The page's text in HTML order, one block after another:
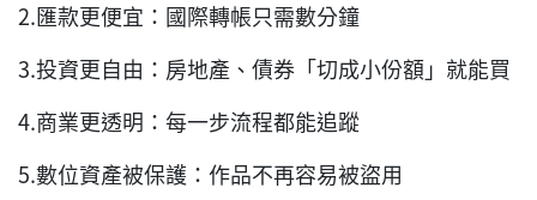
2.匯款更便宜：國際轉帳只需數分鐘
3.投資更自由：房地產、債券「切成小份額」就能買
4.商業更透明：每一步流程都能追蹤
5.數位資產被保護：作品不再容易被盜用